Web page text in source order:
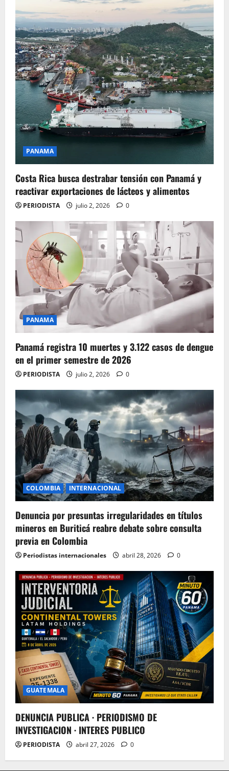
PANAMA
Costa Rica busca destrabar tensión con Panamá y
reactivar exportaciones de lácteos y alimentos
PERIODISTA julio 2, 2026 0
PANAMA
Panamá registra 10 muertes y 3.122 casos de dengue
en el primer semestre de 2026
PERIODISTA julio 2, 2026 0
COLOMBIA INTERNACIONAL
Denuncia por presuntas irregularidades en títulos
mineros en Buriticá reabre debate sobre consulta
previa en Colombia
Periodistas internacionales abril 28, 2026 0
GUATEMALA
DENUNCIA PUBLICA · PERIODISMO DE
INVESTIGACION · INTERES PUBLICO
PERIODISTA abril 27, 2026 0